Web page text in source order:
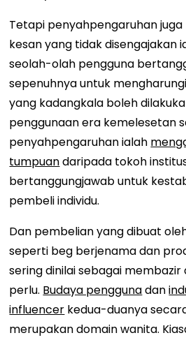
Tetapi penyahpengaruhan
kesan yang tidak disengajakan
seolah-olah pengguna
sepenuhnya untuk
yang kadangkala boleh
penggunaan era kemelesetan
penyahpengaruhan ialah
tumpuandaripada tokoh
bertanggungjawab untuk
pembeli individu.
Dan pembelian yang dibuat
seperti beg berjenama dan
sering dinilai sebagai
perlu. Budaya penggunadan
influencer kedua-duanya
merupakan domain wanita.